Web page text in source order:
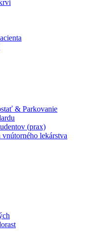
& Parkovanie
(prax)
lekárstva